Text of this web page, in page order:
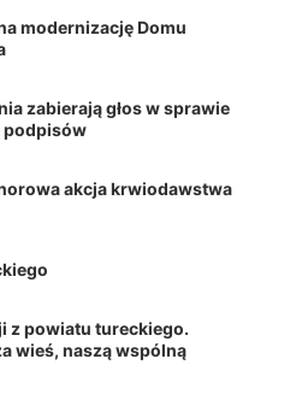
drzew. Trwa zbieranie
modernizację Domu
zabierają głos w sprawie
podpisów
akcja krwiodawstwa
z powiatu tureckiego.
wieś, naszą wspólną